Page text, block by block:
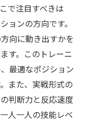
で注目すべきは
ョンの方向です。
向に動き出すかを
す。このトレーニ
最適なポジション
また、実戦形式の
判断力と反応速度
人一人の技能レベ